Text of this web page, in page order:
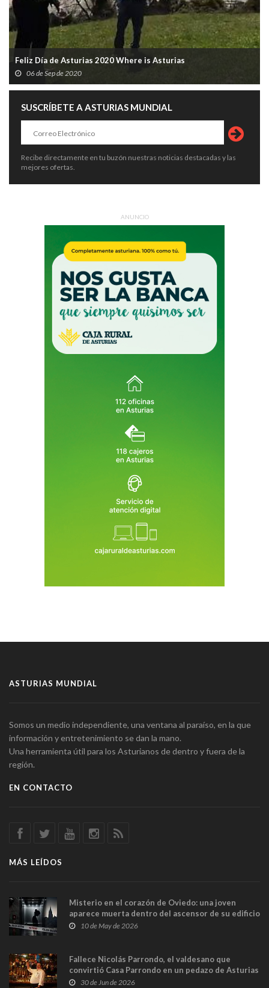
Feliz Día de Asturias 2020 Where is Asturias
06 de Sep de 2020
SUSCRÍBETE A ASTURIAS MUNDIAL
Recibe directamente en tu buzón nuestras noticias destacadas y las
mejores ofertas.
ANUNCIO
ASTURIAS MUNDIAL
Somos un medio independiente, una ventana al paraíso, en la que
información y entretenimiento se dan la mano.
Una herramienta útil para los Asturianos de dentro y fuera de la
región.
EN CONTACTO
MÁS LEÍDOS
Misterio en el corazón de Oviedo: una joven
aparece muerta dentro del ascensor de su edificio
y las cámaras captan sus últimos minutos
10 de May de 2026
Fallece Nicolás Parrondo, el valdesano que
convirtió Casa Parrondo en un pedazo de Asturias
en Madrid
30 de Jun de 2026